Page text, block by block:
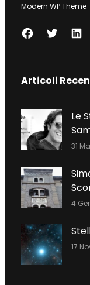
Modern WP Theme
F
E
O
O
K
T
T
E
R
L
K
N
Articoli
Le
31
4
17